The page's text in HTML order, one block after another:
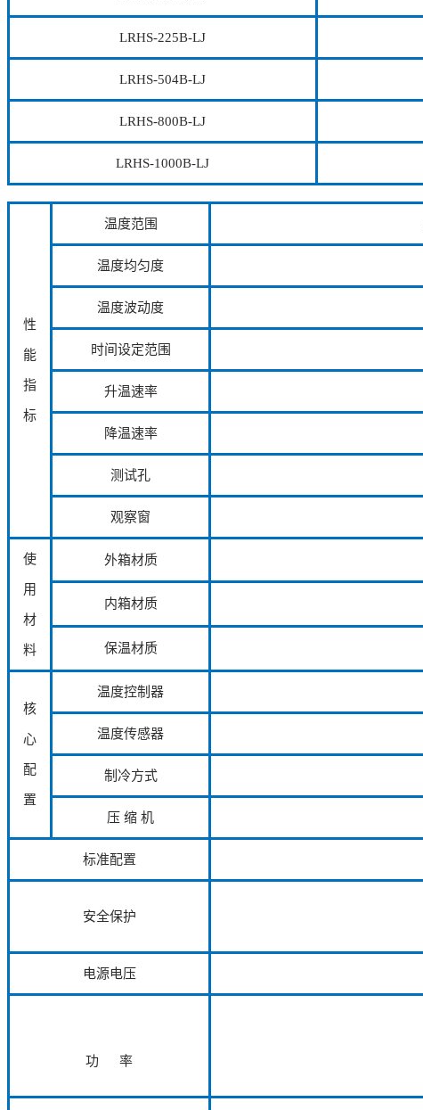
LRHS-225B-LJ
LRHS-504B-LJ
LRHS-800B-LJ
LRHS-1000B-LJ
性
能
指
标
温度范围
温度均匀度
温度波动度
时间设定范围
升温速率
降温速率
测试孔
观察窗
使
用
材
料
外箱材质
内箱材质
保温材质
核
心
配
置
温度控制器
温度传感器
制冷方式
压 缩 机
标准配置
安全保护
电源电压
功 率